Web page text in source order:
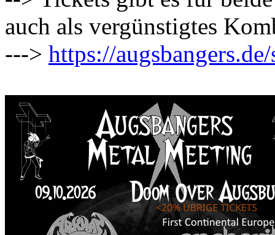
auch als vergünstigtes
---> https://